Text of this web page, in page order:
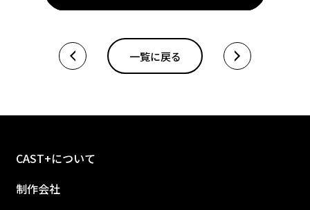
一覧に戻る
CAST+について
制作会社